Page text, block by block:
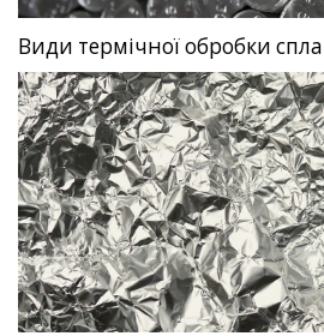
Види термічної обробки